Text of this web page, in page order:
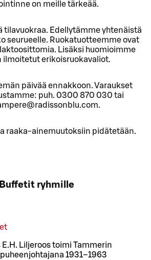
on meille tärkeää.
tilavuokraa. Edellytämme yhtenäistä
seurueelle. Ruokatuotteemme ovat
Lisäksi huomioimme
ilmoitetut erikoisruokavaliot.
päivää ennakkoon. Varaukset
puh. 0300 870 030 tai
raaka-ainemuutoksiin pidätetään.
Buffetit ryhmille
Liljeroos toimi Tammerin
1931–1963